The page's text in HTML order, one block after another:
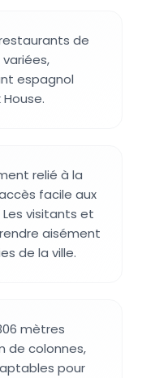
de
espagnol
relié à la
facile aux
visitants et
aisément
de la ville.
mètres
de colonnes,
pour